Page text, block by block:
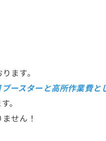
ます。
ースターと高所作業費と
。
せん！